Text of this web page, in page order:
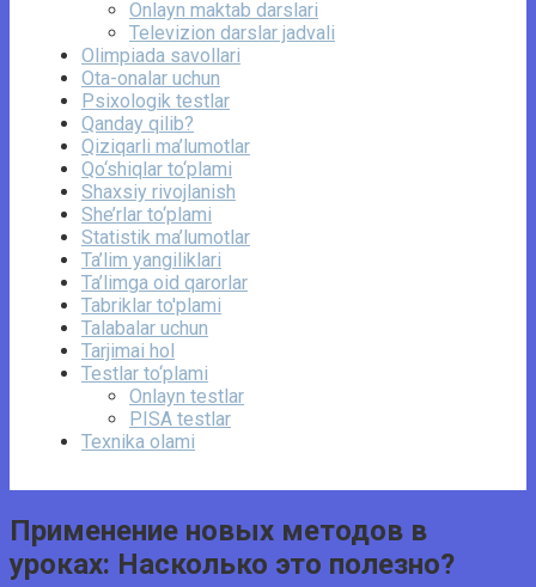
Onlayn maktab darslari
Televizion darslar jadvali
Olimpiada savollari
Ota-onalar uchun
Psixologik testlar
Qanday qilib?
Qiziqarli ma’lumotlar
Qo‘shiqlar to‘plami
Shaxsiy rivojlanish
She’rlar to‘plami
Statistik ma’lumotlar
Ta’lim yangiliklari
Ta’limga oid qarorlar
Tabriklar to'plami
Talabalar uchun
Tarjimai hol
Testlar to‘plami
Onlayn testlar
PISA testlar
Texnika olami
Применение новых методов в
уроках: Насколько это полезно?